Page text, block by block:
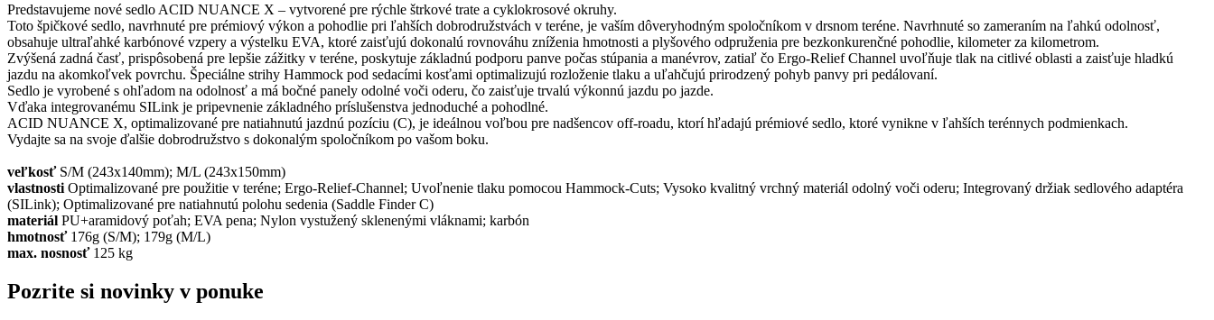
Predstavujeme nové sedlo ACID NUANCE X – vytvorené pre rýchle štrkové trate a cyklokrosové okruhy.
Toto špičkové sedlo, navrhnuté pre prémiový výkon a pohodlie pri ľahších dobrodružstvách v teréne, je vaším dôveryhodným spoločníkom v drsnom teréne. Navrhnuté so zameraním na ľahkú odolnosť,
obsahuje ultraľahké karbónové vzpery a výstelku EVA, ktoré zaisťujú dokonalú rovnováhu zníženia hmotnosti a plyšového odpruženia pre bezkonkurenčné pohodlie, kilometer za kilometrom.
Zvýšená zadná časť, prispôsobená pre lepšie zážitky v teréne, poskytuje základnú podporu panve počas stúpania a manévrov, zatiaľ čo Ergo-Relief Channel uvoľňuje tlak na citlivé oblasti a zaisťuje hladkú
jazdu na akomkoľvek povrchu. Špeciálne strihy Hammock pod sedacími kosťami optimalizujú rozloženie tlaku a uľahčujú prirodzený pohyb panvy pri pedálovaní.
Sedlo je vyrobené s ohľadom na odolnosť a má bočné panely odolné voči oderu, čo zaisťuje trvalú výkonnú jazdu po jazde.
Vďaka integrovanému SILink je pripevnenie základného príslušenstva jednoduché a pohodlné.
ACID NUANCE X, optimalizované pre natiahnutú jazdnú pozíciu (C), je ideálnou voľbou pre nadšencov off-roadu, ktorí hľadajú prémiové sedlo, ktoré vynikne v ľahších terénnych podmienkach.
Vydajte sa na svoje ďalšie dobrodružstvo s dokonalým spoločníkom po vašom boku.
veľkosť S/M (243x140mm); M/L (243x150mm)
vlastnosti Optimalizované pre použitie v teréne; Ergo-Relief-Channel; Uvoľnenie tlaku pomocou Hammock-Cuts; Vysoko kvalitný vrchný materiál odolný voči oderu; Integrovaný držiak sedlového adaptéra
(SILink); Optimalizované pre natiahnutú polohu sedenia (Saddle Finder C)
materiál PU+aramidový poťah; EVA pena; Nylon vystužený sklenenými vláknami; karbón
hmotnosť 176g (S/M); 179g (M/L)
max. nosnosť 125 kg
Pozrite si novinky v ponuke